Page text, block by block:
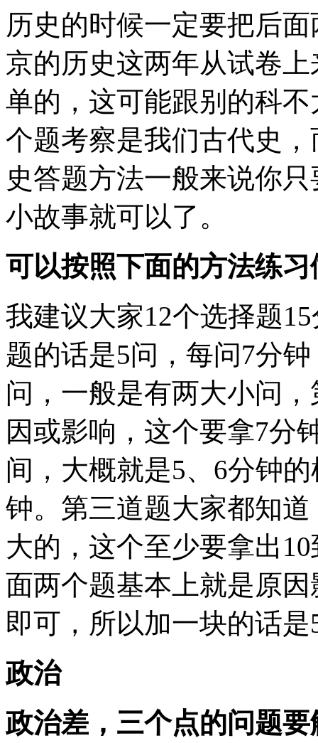
历史的时候一定要把后
京的历史这两年从试卷
单的，这可能跟别的科
个题考察是我们古代史
史答题方法一般来说你
小故事就可以了。
可以按照下面的方法练
我建议大家12个选择题
题的话是5问，每问7分
问，一般是有两大小问
因或影响，这个要拿7分
间，大概就是5、6分钟
钟。第三道题大家都知
大的，这个至少要拿出
面两个题基本上就是原
即可，所以加一块的话
政治
政治差，三个点的问题要